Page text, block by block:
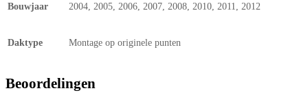
Bouwjaar 2004, 2005, 2006, 2007, 2008, 2010, 2011, 2012
Daktype Montage op originele punten
Beoordelingen